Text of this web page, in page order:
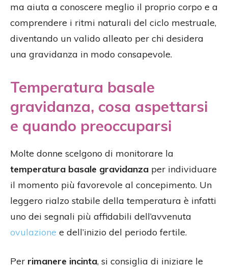
ma aiuta a conoscere meglio il proprio corpo e a
comprendere i ritmi naturali del ciclo mestruale,
diventando un valido alleato per chi desidera
una gravidanza in modo consapevole.
Temperatura basale
gravidanza, cosa aspettarsi
e quando preoccuparsi
Molte donne scelgono di monitorare la
temperatura basale gravidanza per individuare
il momento più favorevole al concepimento. Un
leggero rialzo stabile della temperatura è infatti
uno dei segnali più affidabili dell’avvenuta
ovulazione e dell’inizio del periodo fertile.
Per rimanere incinta, si consiglia di iniziare le